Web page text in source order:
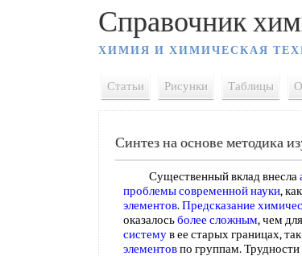
Справочник
ХИМИЯ И ХИМИЧЕСКАЯ
Статьи Рисунки Таблицы
Синтез на основе методика
Существенный вклад внесла
проблемысовременной науки,
элементов.Предсказание
оказалосьболее сложным, чем
системув ее старых границах,
элементовпо группам. Трудности